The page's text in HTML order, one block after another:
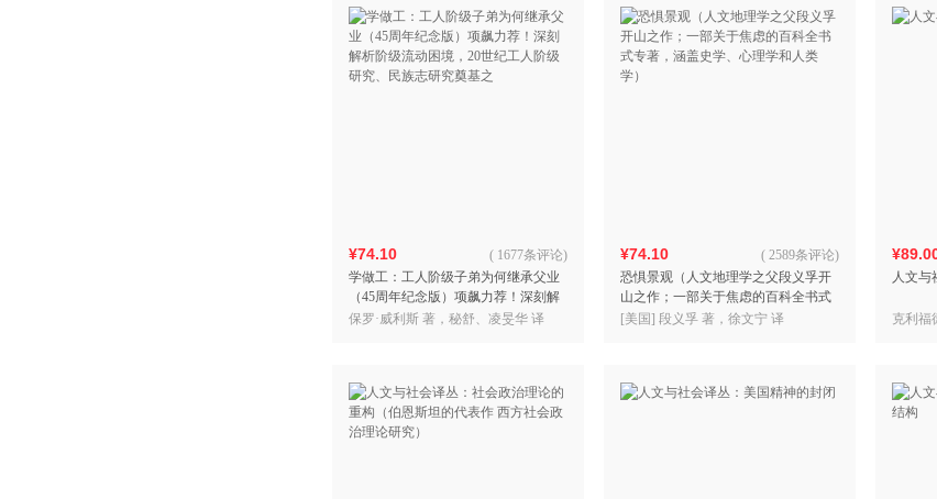
¥74.10
学做工：工人阶级子弟为何继承父业
（45周年纪念版）项飙力荐！深刻解
析阶级流动困境，20世纪工人阶级研
( 1677条评论)
保罗·威利斯 著，秘舒、凌旻华 译
¥74.10
恐惧景观（人文地理学之父段义孚开
山之作；一部关于焦虑的百科全书式
专著，涵盖史学、心理学和人类学）
( 2589条评论)
[美国] 段义孚 著，徐文宁 译
人文与
克利福